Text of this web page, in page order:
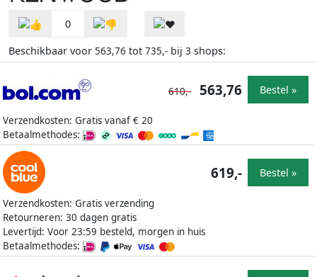
0
Beschikbaar voor 563,76 tot 735,- bij 3 shops:
Verzendkosten: Gratis vanaf € 20
Betaalmethodes:
610,- 563,76 Bestel »
Verzendkosten: Gratis verzending
Retourneren: 30 dagen gratis
Levertijd: Voor 23:59 besteld, morgen in huis
Betaalmethodes:
619,- Bestel »